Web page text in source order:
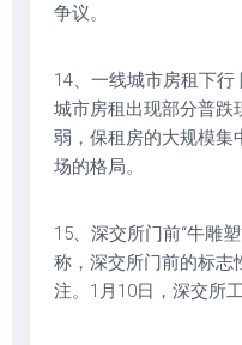
争议。
14、一线城市房租下
城市房租出现部分普跌
弱，保租房的大规模集
场的格局。
15、深交所门前“牛雕
称，深交所门前的标志
注。1月10日，深交所